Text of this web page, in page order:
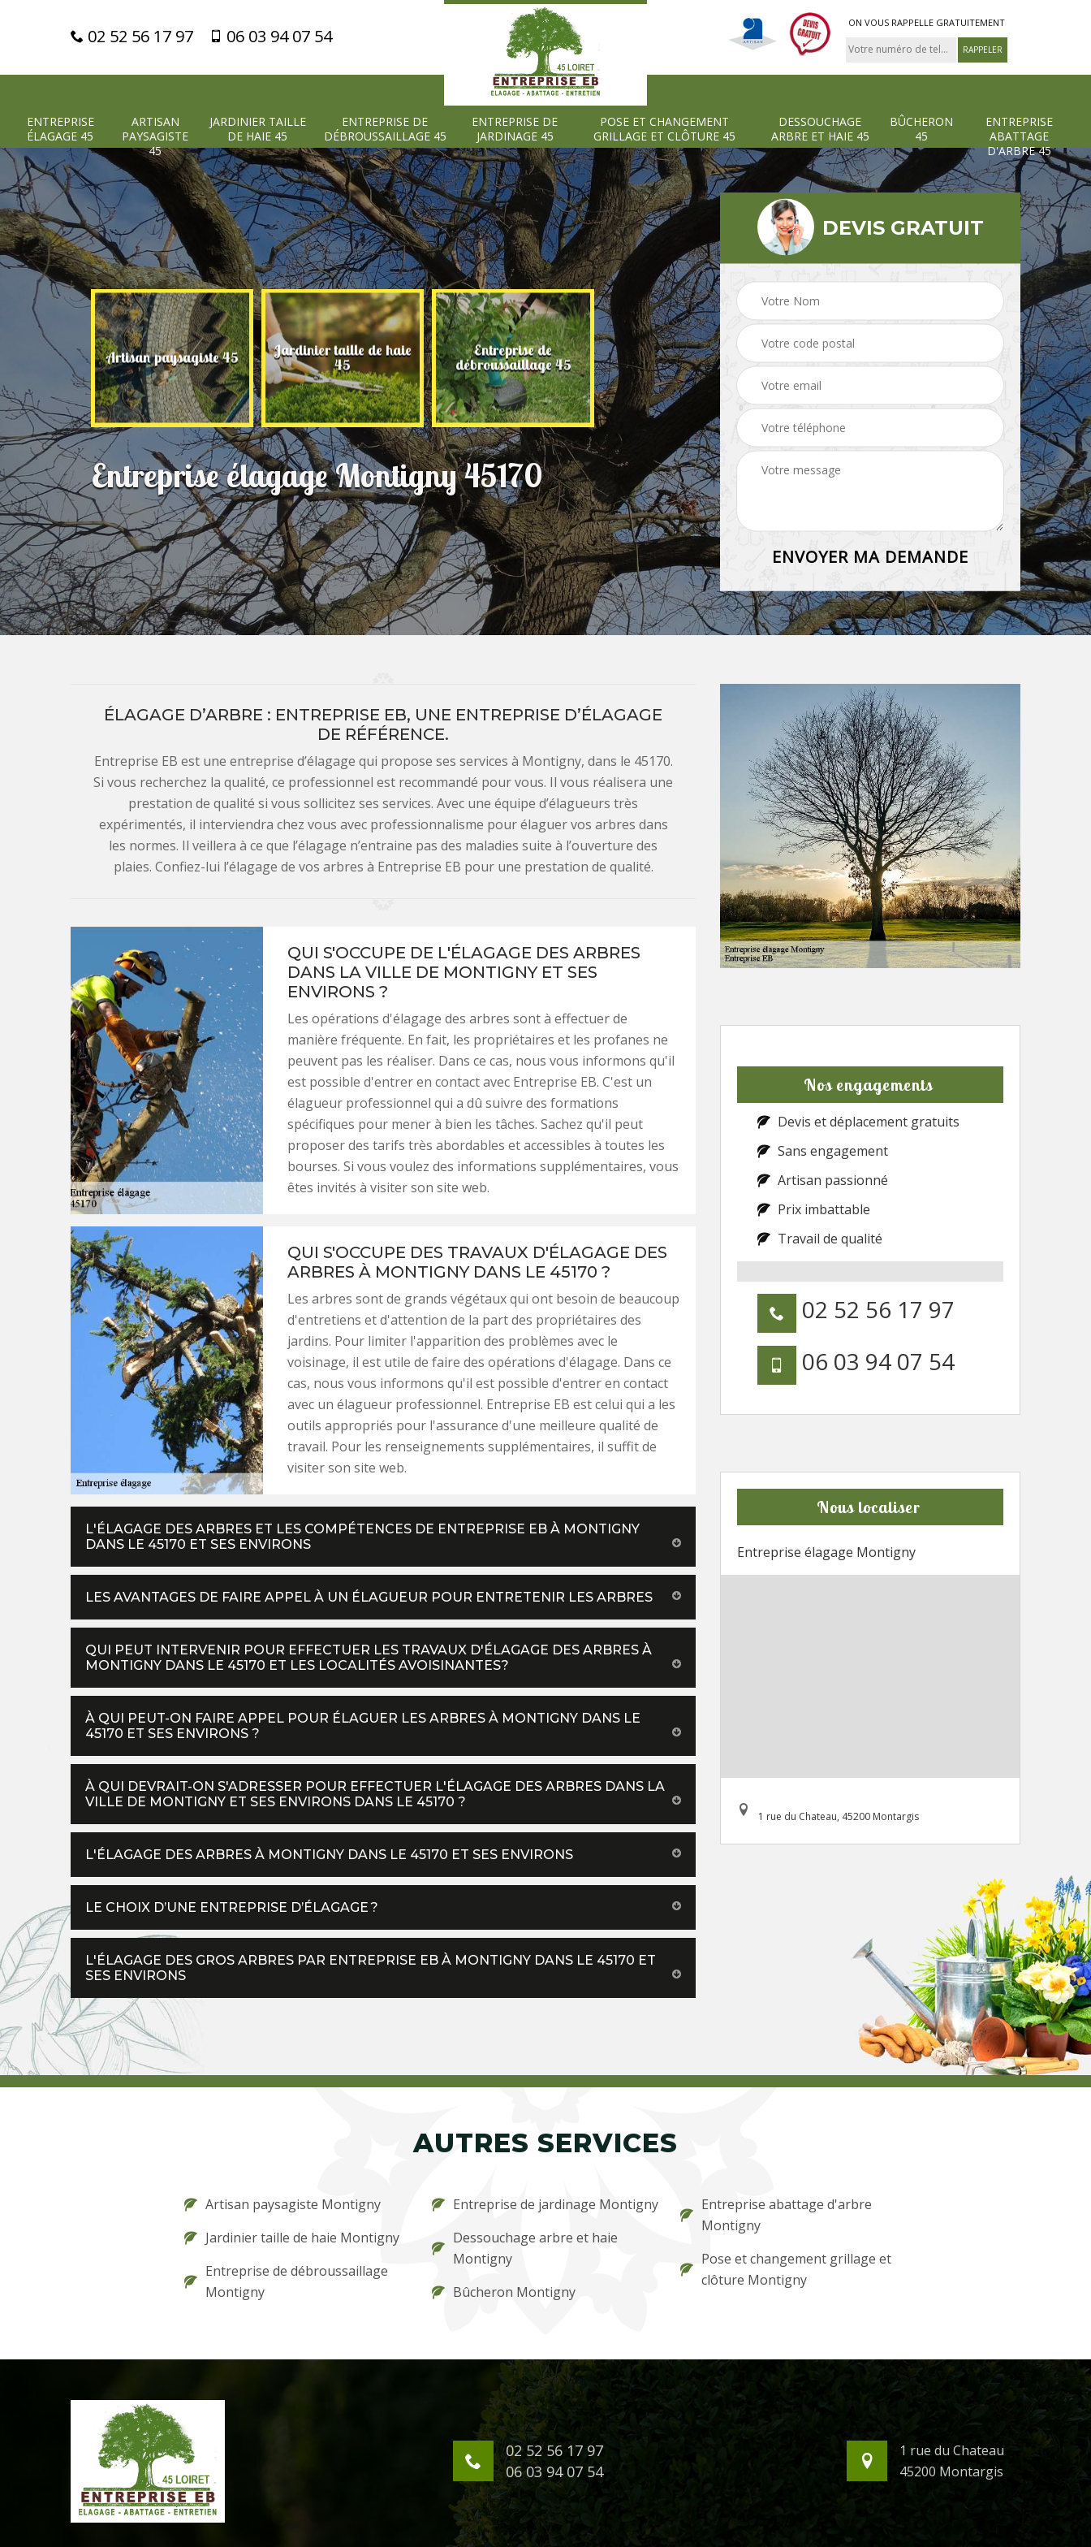
02 52 56 17 97 06 03 94 07 54
ON VOUS RAPPELLE GRATUITEMENT
ENTREPRISE
ÉLAGAGE 45
ARTISAN
PAYSAGISTE
45
JARDINIER TAILLE
DE HAIE 45
ENTREPRISE DE
DÉBROUSSAILLAGE 45
ENTREPRISE DE
JARDINAGE 45
POSE ET CHANGEMENT
GRILLAGE ET CLÔTURE 45
DESSOUCHAGE
ARBRE ET HAIE 45
BÛCHERON
45
ENTREPRISE
ABATTAGE
D'ARBRE 45
45 Artisan paysagiste 45 Jardinier taille de haie
45
Entreprise de
débroussaillage 45
Entreprise de
jardinage 45
Pose et changement
grillage et clôture 45
Dessouchage arbre et
haie 45
Entreprise élagage Montigny 45170
DEVIS GRATUIT
ÉLAGAGE D’ARBRE : ENTREPRISE EB, UNE ENTREPRISE D’ÉLAGAGE
DE RÉFÉRENCE.
Entreprise EB est une entreprise d’élagage qui propose ses services à Montigny, dans le 45170.
Si vous recherchez la qualité, ce professionnel est recommandé pour vous. Il vous réalisera une
prestation de qualité si vous sollicitez ses services. Avec une équipe d’élagueurs très
expérimentés, il interviendra chez vous avec professionnalisme pour élaguer vos arbres dans
les normes. Il veillera à ce que l’élagage n’entraine pas des maladies suite à l’ouverture des
plaies. Confiez-lui l’élagage de vos arbres à Entreprise EB pour une prestation de qualité.
QUI S'OCCUPE DE L'ÉLAGAGE DES ARBRES
DANS LA VILLE DE MONTIGNY ET SES
ENVIRONS ?
Les opérations d'élagage des arbres sont à effectuer de
manière fréquente. En fait, les propriétaires et les profanes ne
peuvent pas les réaliser. Dans ce cas, nous vous informons qu'il
est possible d'entrer en contact avec Entreprise EB. C'est un
élagueur professionnel qui a dû suivre des formations
spécifiques pour mener à bien les tâches. Sachez qu'il peut
proposer des tarifs très abordables et accessibles à toutes les
bourses. Si vous voulez des informations supplémentaires, vous
êtes invités à visiter son site web.
QUI S'OCCUPE DES TRAVAUX D'ÉLAGAGE DES
ARBRES À MONTIGNY DANS LE 45170 ?
Les arbres sont de grands végétaux qui ont besoin de beaucoup
d'entretiens et d'attention de la part des propriétaires des
jardins. Pour limiter l'apparition des problèmes avec le
voisinage, il est utile de faire des opérations d'élagage. Dans ce
cas, nous vous informons qu'il est possible d'entrer en contact
avec un élagueur professionnel. Entreprise EB est celui qui a les
outils appropriés pour l'assurance d'une meilleure qualité de
travail. Pour les renseignements supplémentaires, il suffit de
visiter son site web.
L'ÉLAGAGE DES ARBRES ET LES COMPÉTENCES DE ENTREPRISE EB À MONTIGNY
DANS LE 45170 ET SES ENVIRONS
LES AVANTAGES DE FAIRE APPEL À UN ÉLAGUEUR POUR ENTRETENIR LES ARBRES
QUI PEUT INTERVENIR POUR EFFECTUER LES TRAVAUX D'ÉLAGAGE DES ARBRES À
MONTIGNY DANS LE 45170 ET LES LOCALITÉS AVOISINANTES?
À QUI PEUT-ON FAIRE APPEL POUR ÉLAGUER LES ARBRES À MONTIGNY DANS LE
45170 ET SES ENVIRONS ?
À QUI DEVRAIT-ON S'ADRESSER POUR EFFECTUER L'ÉLAGAGE DES ARBRES DANS LA
VILLE DE MONTIGNY ET SES ENVIRONS DANS LE 45170 ?
L'ÉLAGAGE DES ARBRES À MONTIGNY DANS LE 45170 ET SES ENVIRONS
LE CHOIX D’UNE ENTREPRISE D’ÉLAGAGE ?
L'ÉLAGAGE DES GROS ARBRES PAR ENTREPRISE EB À MONTIGNY DANS LE 45170 ET
SES ENVIRONS
Nos engagements
Devis et déplacement gratuits
Sans engagement
Artisan passionné
Prix imbattable
Travail de qualité
02 52 56 17 97
06 03 94 07 54
Nous localiser
Entreprise élagage Montigny
1 rue du Chateau, 45200 Montargis
AUTRES SERVICES
Artisan paysagiste Montigny
Jardinier taille de haie Montigny
Entreprise de débroussaillage
Montigny
Entreprise de jardinage Montigny
Dessouchage arbre et haie
Montigny
Bûcheron Montigny
Entreprise abattage d'arbre
Montigny
Pose et changement grillage et
clôture Montigny
02 52 56 17 97
06 03 94 07 54
1 rue du Chateau
45200 Montargis